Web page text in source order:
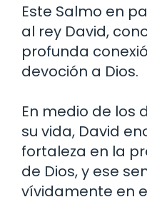
Este Salmo en
al rey David,
profunda
devoción a Dios.
En medio de los
su vida, David
fortaleza en la
de Dios, y ese
vívidamente en